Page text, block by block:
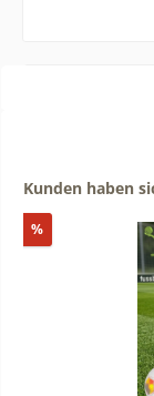
Produktgalerie
Kunden haben
%Rabatt